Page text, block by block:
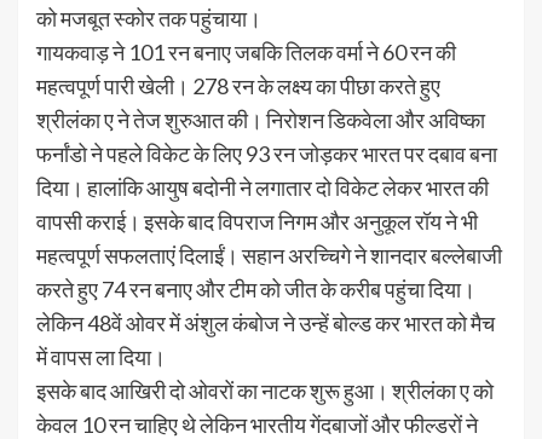
को मजबूत स्कोर तक पहुंचाया।
गायकवाड़ ने 101 रन बनाए जबकि तिलक वर्मा ने 60 रन की
महत्वपूर्ण पारी खेली। 278 रन के लक्ष्य का पीछा करते हुए
श्रीलंका ए ने तेज शुरुआत की। निरोशन डिकवेला और अविष्का
फर्नांडो ने पहले विकेट के लिए 93 रन जोड़कर भारत पर दबाव बना
दिया। हालांकि आयुष बदोनी ने लगातार दो विकेट लेकर भारत की
वापसी कराई। इसके बाद विपराज निगम और अनुकूल रॉय ने भी
महत्वपूर्ण सफलताएं दिलाईं। सहान अरच्चिगे ने शानदार बल्लेबाजी
करते हुए 74 रन बनाए और टीम को जीत के करीब पहुंचा दिया।
लेकिन 48वें ओवर में अंशुल कंबोज ने उन्हें बोल्ड कर भारत को मैच
में वापस ला दिया।
इसके बाद आखिरी दो ओवरों का नाटक शुरू हुआ। श्रीलंका ए को
केवल 10 रन चाहिए थे लेकिन भारतीय गेंदबाजों और फील्डरों ने